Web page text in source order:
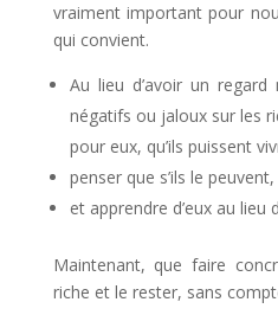
vraiment important pour
qui convient.
Au lieu d’avoir un
négatifs ou jaloux sur les
pour eux, qu’ils puissent
penser que s’ils le
et apprendre d’eux au lieu
Maintenant, que faire
riche et le rester, sans